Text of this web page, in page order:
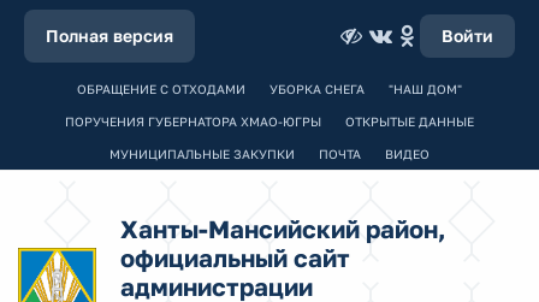
Полная версия Войти
ОБРАЩЕНИЕ С ОТХОДАМИ УБОРКА СНЕГА "НАШ ДОМ"
ПОРУЧЕНИЯ ГУБЕРНАТОРА ХМАО-ЮГРЫ ОТКРЫТЫЕ ДАННЫЕ
МУНИЦИПАЛЬНЫЕ ЗАКУПКИ ПОЧТА ВИДЕО
Ханты-Мансийский район,
официальный сайт
администрации